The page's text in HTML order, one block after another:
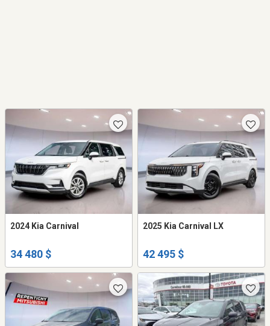
2024 Kia Carnival
34 480 $
2025 Kia Carnival LX
42 495 $